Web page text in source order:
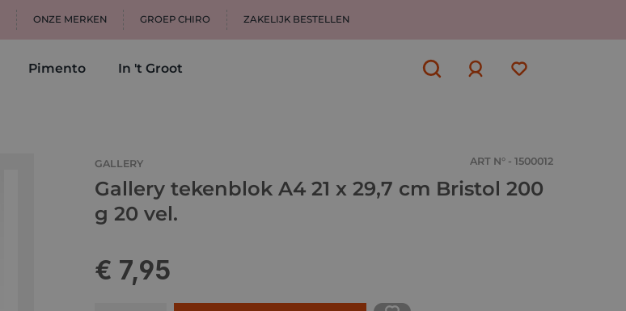
ONZE MERKEN GROEP CHIRO ZAKELIJK BESTELLEN
Pimento In 't Groot
GALLERY ART N° - 1500012
Gallery tekenblok A4 21 x 29,7 cm Bristol 200
g 20 vel.
€ 7,95